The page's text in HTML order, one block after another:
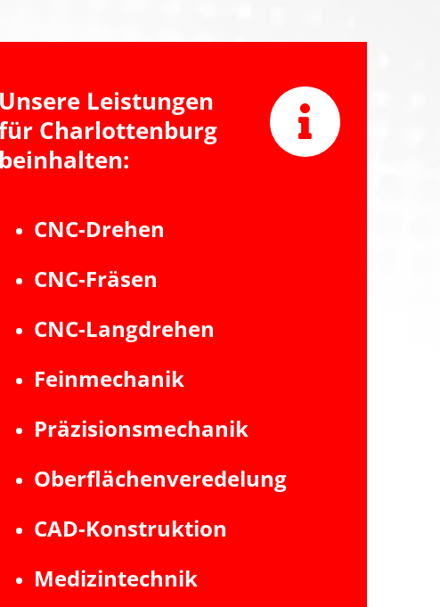
Unsere Leistungen
Charlottenburg
beinhalten:
CNC-Drehen
CNC-Fräsen
CNC-Langdrehen
Feinmechanik
Präzisionsmechanik
Oberflächenveredelung
CAD-Konstruktion
Medizintechnik